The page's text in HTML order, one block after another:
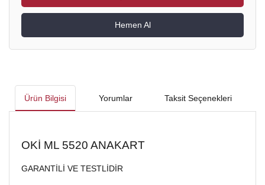
Hemen Al
Ürün Bilgisi Yorumlar Taksit Seçenekleri
OKİ ML 5520 ANAKART
GARANTİLİ VE TESTLİDİR